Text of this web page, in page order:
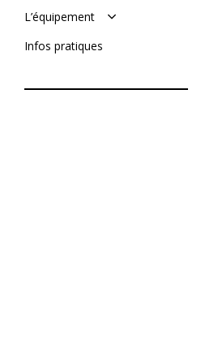
Soumettre un projet
L’équipement
De tournage
De post-production
Infos pratiques